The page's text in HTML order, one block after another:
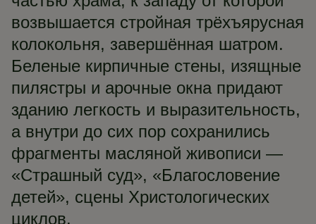
возвышается стройная трёхъярусная
колокольня, завершённая шатром.
Беленые кирпичные стены, изящные
пилястры и арочные окна придают
зданию легкость и выразительность,
а внутри до сих пор сохранились
фрагменты масляной живописи —
«Страшный суд», «Благословение
детей», сцены Христологических
циклов.